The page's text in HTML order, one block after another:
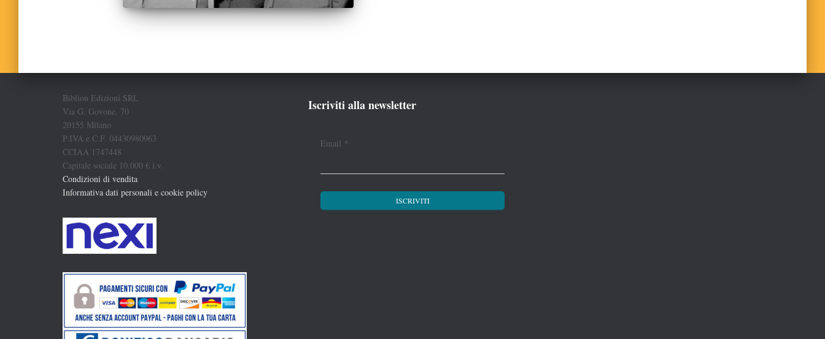
Biblion Edizioni SRL
Via G. Govone, 70
20155 Milano
P.IVA e C.F. 04430980963
CCIAA 1747448
Capitale sociale 10.000 € i.v.
Condizioni di vendita
Informativa dati personali e cookie policy
Iscriviti alla newsletter
Email *